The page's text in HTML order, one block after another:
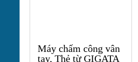
Máy chấm công vân
tay, Thẻ từ GIGATA